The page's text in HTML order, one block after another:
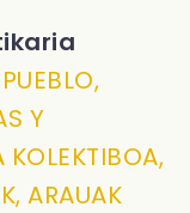
Y
ARAUAK